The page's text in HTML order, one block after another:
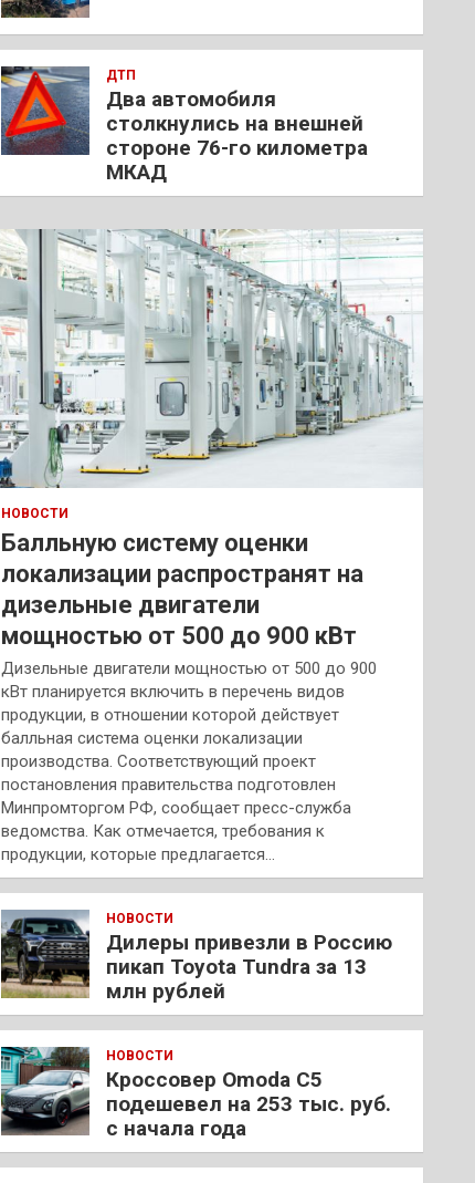
ДТП
Два автомобиля
столкнулись на внешней
стороне 76-го километра
МКАД
НОВОСТИ
Балльную систему оценки
локализации распространят на
дизельные двигатели
мощностью от 500 до 900 кВт
Дизельные двигатели мощностью от 500 до 900
кВт планируется включить в перечень видов
продукции, в отношении которой действует
балльная система оценки локализации
производства. Соответствующий проект
постановления правительства подготовлен
Минпромторгом РФ, сообщает пресс-служба
ведомства. Как отмечается, требования к
продукции, которые предлагается…
НОВОСТИ
Дилеры привезли в Россию
пикап Toyota Tundra за 13
млн рублей
НОВОСТИ
Кроссовер Omoda C5
подешевел на 253 тыс. руб.
с начала года